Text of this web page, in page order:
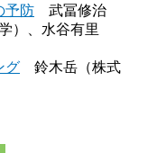
予防 武冨修治
）、水谷有里
グ 鈴木岳（株式